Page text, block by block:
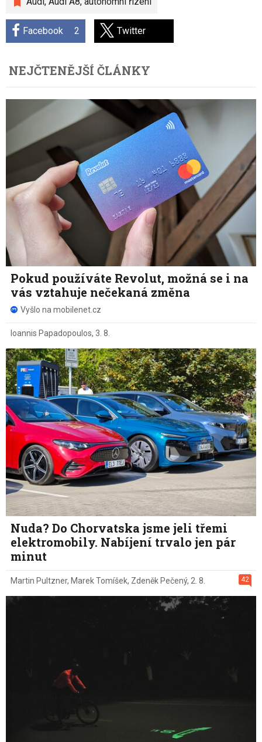
Facebook 2 Twitter
NEJČTENĚJŠÍ ČLÁNKY
Pokud používáte Revolut, možná se i na
vás vztahuje nečekaná změna
Vyšlo na mobilenet.cz
Ioannis Papadopoulos, 3. 8.
Nuda? Do Chorvatska jsme jeli třemi
elektromobily. Nabíjení trvalo jen pár
minut
42
Martin Pultzner, Marek Tomíšek, Zdeněk Pečený, 2. 8.